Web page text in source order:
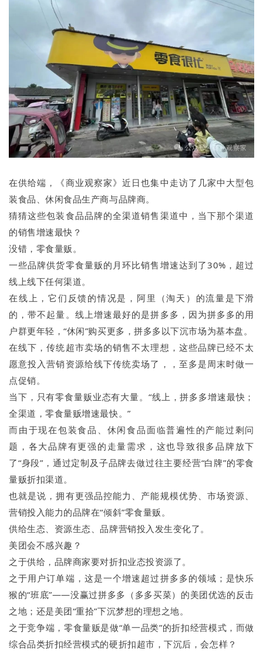
在供给端，《商业观察家》近日也集中走访了几家中大型包
装食品、休闲食品生产商与品牌商。
猜猜这些包装食品品牌的全渠道销售渠道中，当下那个渠道
的销售增速最快？
没错，零食量贩。
一些品牌供货零食量贩的月环比销售增速达到了30%，超过
线上线下任何渠道。
在线上，它们反馈的情况是，阿里（淘天）的流量是下滑
的，带不起量。线上增速最好的是拼多多，因为拼多多的用
户群更年轻，“休闲”购买更多，拼多多以下沉市场为基本盘。
在线下，传统超市卖场的销售不太理想，这些品牌已经不太
愿意投入营销资源给线下传统卖场了，，至多是周末时做一
点促销。
当下，只有零食量贩业态有大量。“线上，拼多多增速最快；
全渠道，零食量贩增速最快。”
而由于现在包装食品、休闲食品面临普遍性的产能过剩问
题，各大品牌有更强的走量需求，这也导致很多品牌放下
了“身段”，通过定制及子品牌去做过往主要经营“白牌”的零食
量贩折扣渠道。
也就是说，拥有更强品控能力、产能规模优势、市场资源、
营销投入能力的品牌在“倾斜”零食量贩。
供给生态、资源生态、品牌营销投入发生变化了。
美团会不感兴趣？
之于供给，品牌商家要对折扣业态投资源了。
之于用户订单端，这是一个增速超过拼多多的领域；是快乐
猴的“班底”——没赢过拼多多（多多买菜）的美团优选的反击
之地；还是美团“重拾”下沉梦想的理想之地。
之于竞争端，零食量贩是做“单一品类”的折扣经营模式，而做
综合品类折扣经营模式的硬折扣超市，下沉后，会怎样？